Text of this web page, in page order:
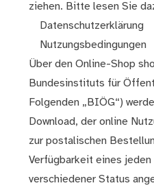
ziehen. Bitte lesen Sie
Datenschutzerklärung
Nutzungsbedingungen
Über den Online-Shop
Bundesinstituts für
Folgenden „BIÖG“)
Download, der online
zur postalischen
Verfügbarkeit eines
verschiedener Status